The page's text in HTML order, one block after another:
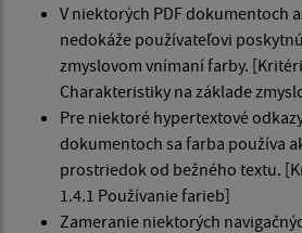
V niektorých PDF dokumentoch
nedokáže používateľovi
zmyslovom vnímaní farby.
Charakteristiky na základe
Pre niektoré hypertextové
dokumentoch sa farba používa
prostriedok od bežného textu.
1.4.1 Používanie farieb]
Zameranie niektorých